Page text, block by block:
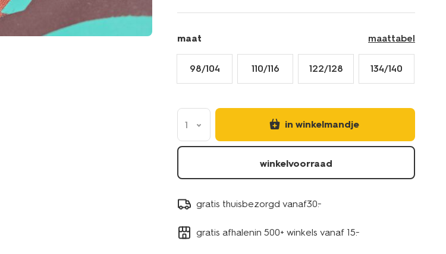
maat maattabel
98/104 110/116 122/128 134/140
1 in winkelmandje
winkelvoorraad
gratis thuisbezorgd vanaf30.-
gratis afhalenin 500+ winkels vanaf 15.-